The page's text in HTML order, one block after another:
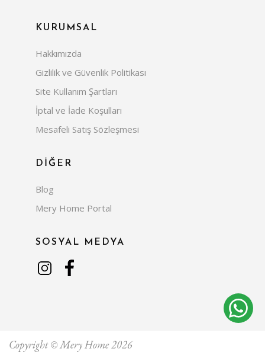
KURUMSAL
Hakkımızda
Gizlilik ve Güvenlik Politikası
Site Kullanım Şartları
İptal ve İade Koşulları
Mesafeli Satış Sözleşmesi
DİĞER
Blog
Mery Home Portal
SOSYAL MEDYA
Copyright © Mery Home 2026